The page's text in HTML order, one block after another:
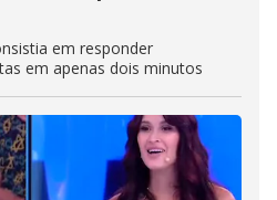
em responder
em apenas dois minutos